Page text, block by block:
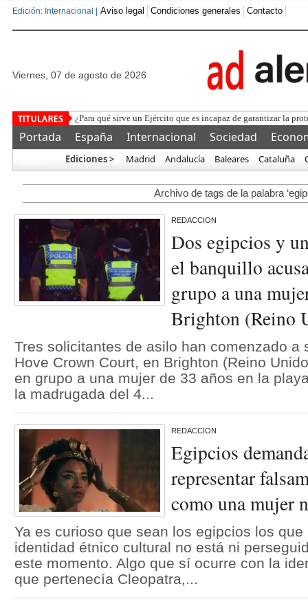
Edición: Internacional | Aviso legal Condiciones generales Contacto
viernes, 07 de agosto de 2026
La Federación
Portada España Internacional Sociedad
Ediciones > Madrid Andalucía Baleares Cataluña
Archivo de tags de la palabra
REDACCION
Dos egipcios y
el banquillo
grupo a una
Brighton (Reino
Tres solicitantes de asilo han comenzado a
Hove Crown Court, en Brighton (Reino
en grupo a una mujer de 33 años en la
la madrugada del 4...
REDACCION
Egipcios
representar
como una mujer
Ya es curioso que sean los egipcios los
identidad étnico cultural no está ni
este momento. Algo que sí ocurre con la
que pertenecía Cleopatra,...